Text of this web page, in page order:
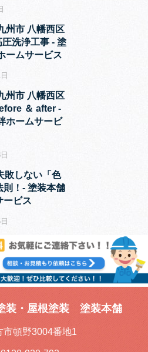
州市 八幡西区
洗浄工事 ‐ 塗
ームサービス
州市 八幡西区
＆ after ‐
ホームサービ
敗しない「色
！‐ 塗装本舗
ービス
装・屋根塗装 塗装本舗
市頓野3004番地1